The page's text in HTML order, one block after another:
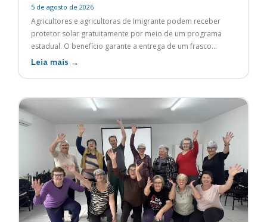
5 de agosto de 2026
Agricultores e agricultoras de Imigrante podem receber
protetor solar gratuitamente por meio de um programa
estadual. O benefício garante a entrega de um frasco...
Leia mais →